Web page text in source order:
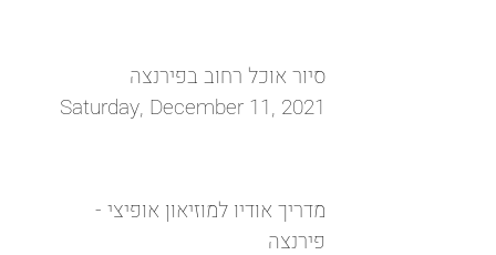
סיור אוכל רחוב בפירנצה
Saturday, December 11, 2021
מדריך אודיו למוזיאון אופיצי -
פירנצה